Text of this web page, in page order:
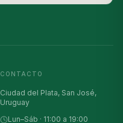
CONTACTO
Ciudad del Plata, San José,
Uruguay
Lun–Sáb · 11:00 a 19:00